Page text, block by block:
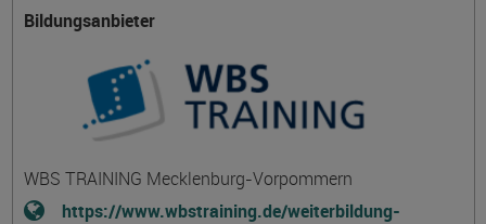
Bildungsanbieter
WBS TRAINING Mecklenburg-Vorpommern
https://www.wbstraining.de/weiterbildung-